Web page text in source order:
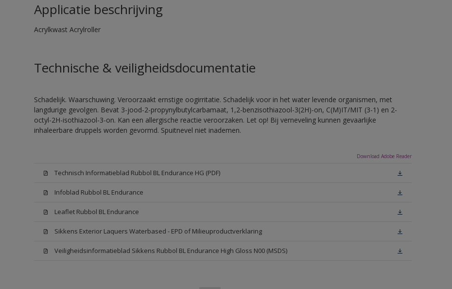
Applicatie beschrijving
Acrylkwast Acrylroller
Technische & veiligheidsdocumentatie
Schadelijk. Waarschuwing. Veroorzaakt ernstige oogirritatie. Schadelijk voor in het water levende organismen, met
langdurige gevolgen. Bevat 3-jood-2-propynylbutylcarbamaat, 1,2-benzisothiazool-3(2H)-on, C(M)IT/MIT (3-1) en 2-
octyl-2H-isothiazool-3-on. Kan een allergische reactie veroorzaken. Let op! Bij verneveling kunnen gevaarlijke
inhaleerbare druppels worden gevormd. Spuitnevel niet inademen.
Download Adobe Reader
Technisch Informatieblad Rubbol BL Endurance HG (PDF)
Infoblad Rubbol BL Endurance
Leaflet Rubbol BL Endurance
Sikkens Exterior Laquers Waterbased - EPD of Milieuproductverklaring
Veiligheidsinformatieblad Sikkens Rubbol BL Endurance High Gloss N00 (MSDS)